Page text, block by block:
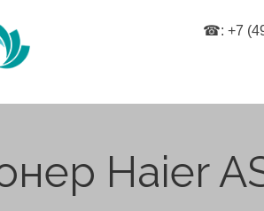
☎: +7
Haier